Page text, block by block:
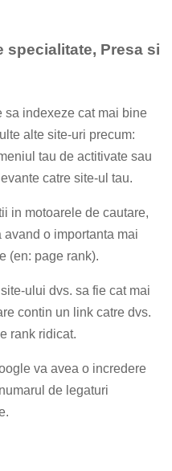
specialitate, Presa si
sa indexeze cat mai bine
alte site-uri precum:
tau de actitivate sau
catre site-ul tau.
in motoarele de cautare,
o importanta mai
(en: page rank).
ului dvs. sa fie cat mai
contin un link catre dvs.
rank ridicat.
va avea o incredere
de legaturi